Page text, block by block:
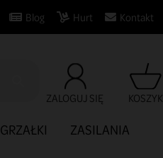
Blog Hurt Kontakt
ZALOGUJ SIĘ KOSZYK
GRZAŁKI ZASILANIA